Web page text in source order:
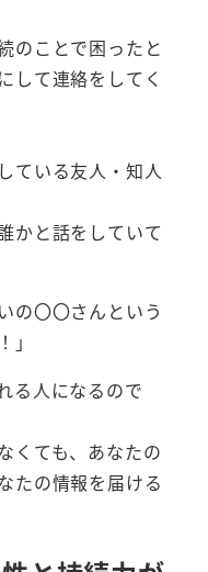
のことで困ったと
して連絡をしてく
ている友人・知人
かと話をしていて
の〇〇さんという
る人になるので
くても、あなたの
たの情報を届ける